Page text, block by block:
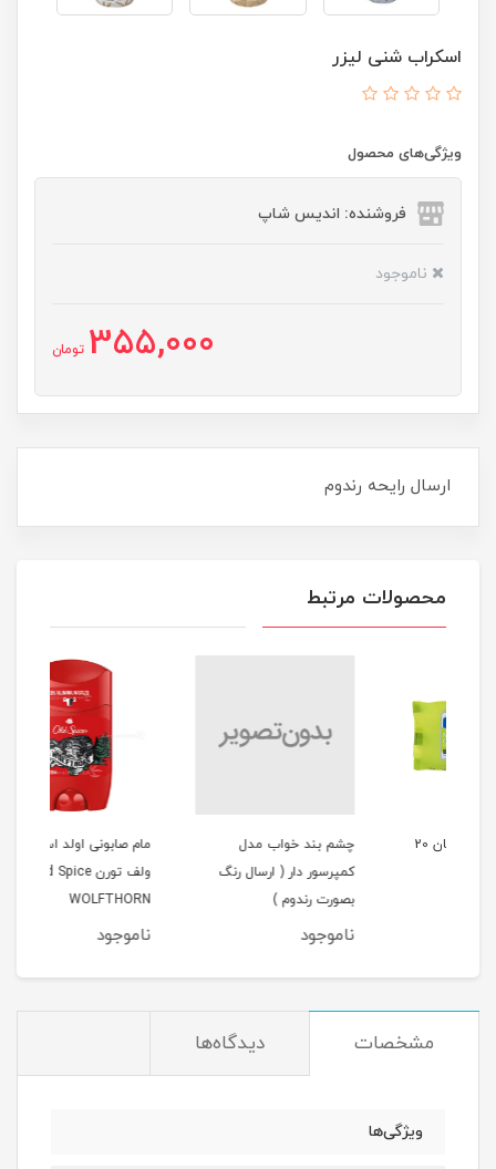
اسکراب شنی لیزر
ویژگی‌های محصول
فروشنده: اندیس شاپ
ناموجود
355,000 تومان
ارسال رایحه رندوم
محصولات مرتبط
چشم بند خواب مدل
کمپرسور دار ( ارسال رنگ
بصورت رندوم )
مام صابونی اولد اسپایس
ولف تورن Old Spice
WOLFTHORN
مشخصات دیدگاه‌ها
ویژگی‌ها